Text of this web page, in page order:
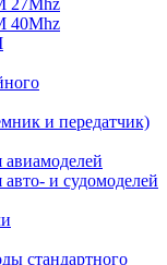
27Mhz
40Mhz
и передатчик)
и судомоделей
стандартного